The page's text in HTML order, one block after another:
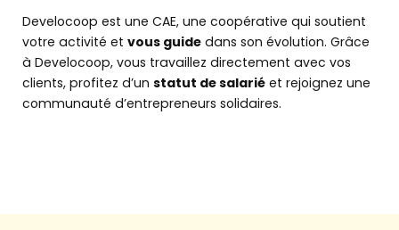
Develocoop est une CAE, une coopérative qui soutient
votre activité et vous guide dans son évolution. Grâce
à Develocoop, vous travaillez directement avec vos
clients, profitez d’un statut de salarié et rejoignez une
communauté d’entrepreneurs solidaires.